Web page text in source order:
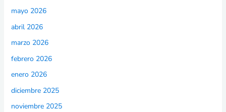
mayo 2026
abril 2026
marzo 2026
febrero 2026
enero 2026
diciembre 2025
noviembre 2025